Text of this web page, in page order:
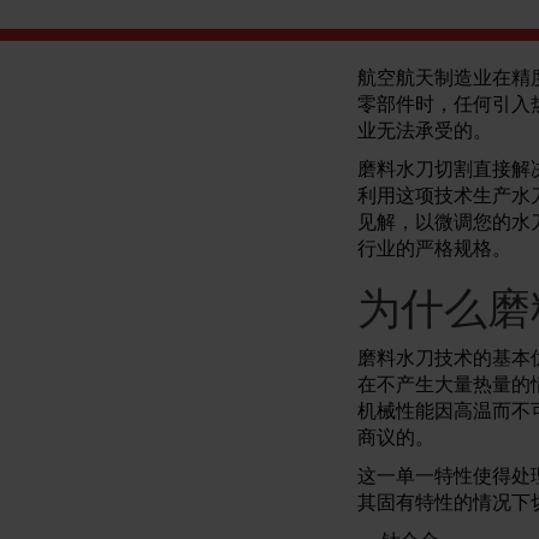
航空航天制造业在精
零部件时，任何引入
业无法承受的。
磨料水刀切割直接
利用这项技术生产水
见解，以微调您的
行业的严格规格。
为什么
磨料水刀技术的基
在不产生大量热量的
机械性能因高温而不
商议的。
这一单一特性使得处
其固有特性的情况下